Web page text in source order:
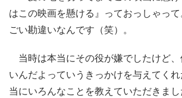
はこの映画を懸ける』っておっしゃっ
ごい勘違いなんです（笑）。
当時は本当にその役が嫌でしたけど
いんだよっていうきっかけを与えてく
当にいろんなことを教えていただきまし